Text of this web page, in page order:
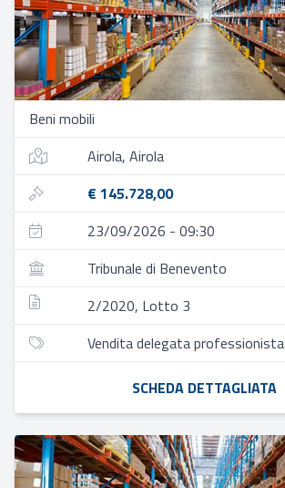
Beni mobili
Airola, Airola
€ 145.728,00
23/09/2026 - 09:30
Tribunale di Benevento
2/2020, Lotto 3
Vendita delegata professionista
SCHEDA DETTAGLIATA